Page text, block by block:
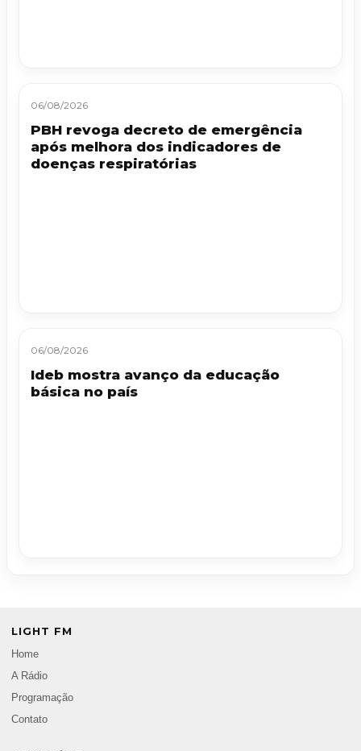
06/08/2026
PBH revoga decreto de emergência
após melhora dos indicadores de
doenças respiratórias
06/08/2026
Ideb mostra avanço da educação
básica no país
LIGHT FM
Home
A Rádio
Programação
Contato